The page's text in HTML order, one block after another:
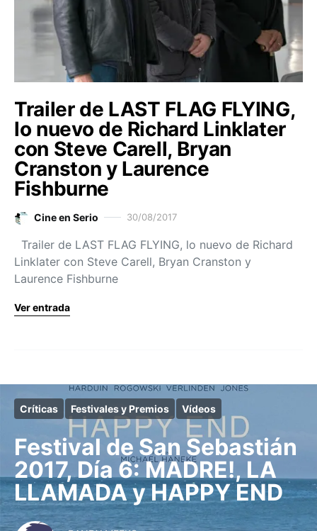
Trailer de LAST FLAG FLYING,
lo nuevo de Richard Linklater
con Steve Carell, Bryan
Cranston y Laurence
Fishburne
Cine en Serio 30/08/2017
Trailer de LAST FLAG FLYING, lo nuevo de Richard
Linklater con Steve Carell, Bryan Cranston y
Laurence Fishburne
Ver entrada
Críticas Festivales y Premios Vídeos
Festival de San Sebastián
2017, Día 6: MADRE!, LA
LLAMADA y HAPPY END